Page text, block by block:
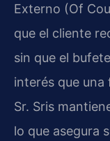
Externo (Of
que el cliente
sin que el
interés que una
Sr. Sris
lo que asegura